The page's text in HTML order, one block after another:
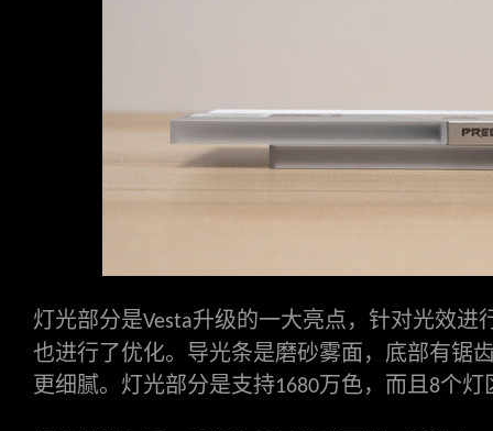
灯光部分是Vesta升级的一大亮点，针对光效进
也进行了优化。导光条是磨砂雾面，底部有锯
更细腻。灯光部分是支持1680万色，而且 8个灯